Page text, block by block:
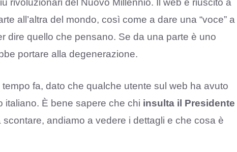
rivoluzionari del Nuovo Millennio. Il web è riuscito a
all’altra del mondo, così come a dare una “voce” a
dire quello che pensano. Se da una parte è uno
portare alla degenerazione.
fa, dato che qualche utente sul web ha avuto
italiano. È bene sapere che chi insulta il Presidente
andiamo a vedere i dettagli e che cosa è